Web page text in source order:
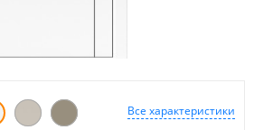
Все характеристики